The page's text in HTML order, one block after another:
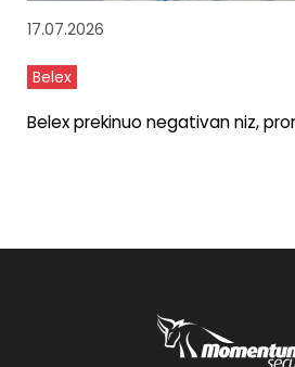
17.07.2026
Belex
Belex prekinuo negativan niz,